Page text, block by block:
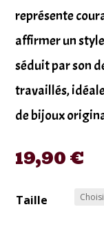
représente
affirmer un
séduit par son
travaillés,
de bijoux
19,90€
Taille